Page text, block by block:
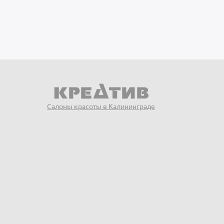
Салоны красоты в Калининграде